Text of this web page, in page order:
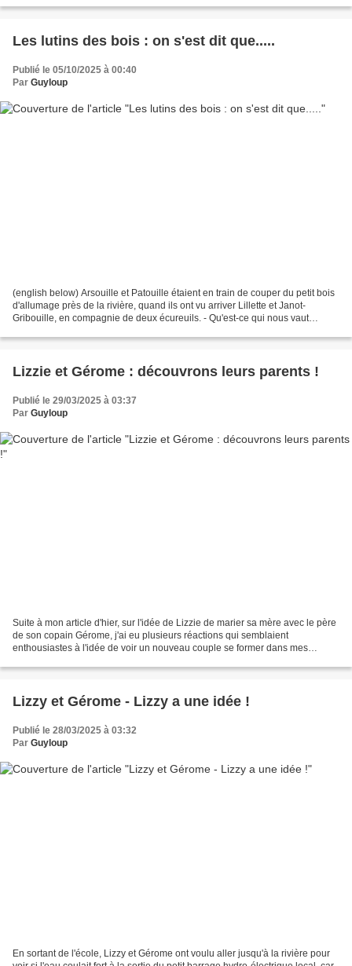
Les lutins des bois : on s'est dit que.....
Publié le 05/10/2025 à 00:40
Par Guyloup
(english below) Arsouille et Patouille étaient en train de couper du petit bois
d'allumage près de la rivière, quand ils ont vu arriver Lillette et Janot-
Gribouille, en compagnie de deux écureuils. - Qu'est-ce qui nous vaut
Lizzie et Gérome : découvrons leurs parents !
Publié le 29/03/2025 à 03:37
Par Guyloup
Suite à mon article d'hier, sur l'idée de Lizzie de marier sa mère avec le père
de son copain Gérome, j'ai eu plusieurs réactions qui semblaient
enthousiastes à l'idée de voir un nouveau couple se former dans mes
Lizzy et Gérome - Lizzy a une idée !
Publié le 28/03/2025 à 03:32
Par Guyloup
En sortant de l'école, Lizzy et Gérome ont voulu aller jusqu'à la rivière pour